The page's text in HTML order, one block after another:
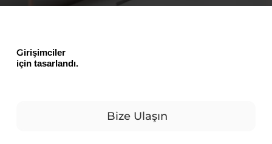
Girişimciler
için tasarlandı.
Bize Ulaşın